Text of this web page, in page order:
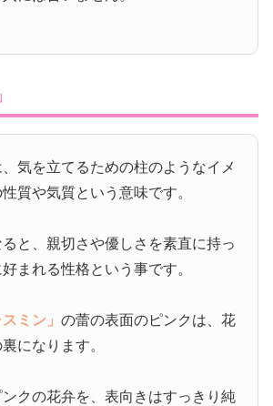
、気を立てるための柱のようなイメ
質や気質という意味です。
と、親切さや優しさを素直に持っ
まれる性格という事です。
スミン」の蕾の表面のピンクは、花
になります。
クの花弁を、表向きはすっきり純